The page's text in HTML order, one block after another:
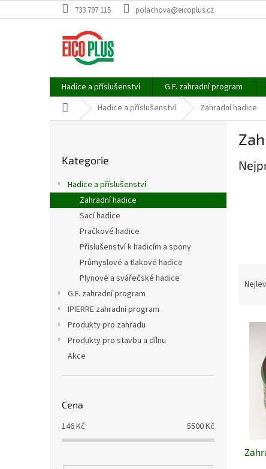
na
733 797 115 polachova@eicoplus.cz
Hadice a příslušenství G.F. zahradní program
Domů Hadice a příslušenství Zahradní hadice
a
n
kategorie
Kategorie
Hadice a příslušenství
Zahradní hadice
Sací hadice
Pračkové hadice
Příslušenství k hadicím a spony
Průmyslové a tlakové hadice
Plynové a svářečské hadice
G.F. zahradní program
IPIERRE zahradní program
Produkty pro zahradu
Produkty pro stavbu a dílnu
Akce
Cena
146Kč 5500Kč